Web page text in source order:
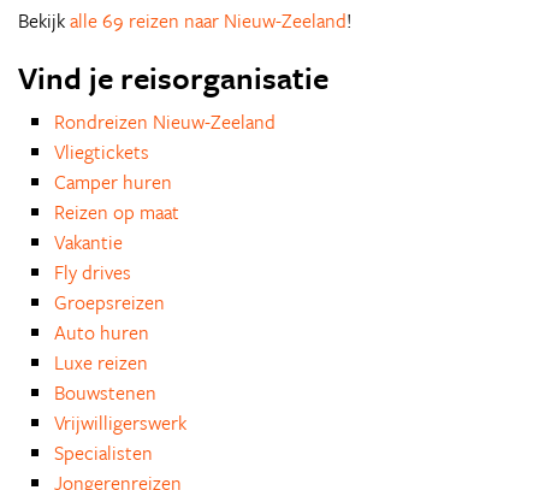
Bekijkalle 69 reizen naar Nieuw-Zeeland!
Vind je reisorganisatie
Rondreizen Nieuw-Zeeland
Vliegtickets
Camper huren
Reizen op maat
Vakantie
Fly drives
Groepsreizen
Auto huren
Luxe reizen
Bouwstenen
Vrijwilligerswerk
Specialisten
Jongerenreizen